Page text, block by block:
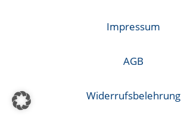
Impressum
AGB
Widerrufsbelehrung